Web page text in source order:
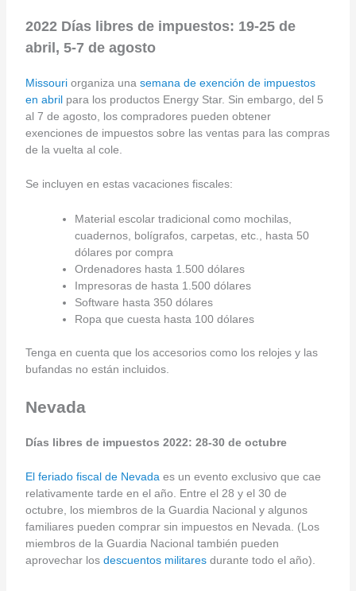
2022 Días libres de impuestos: 19-25 de
abril, 5-7 de agosto
Missouriorganiza una semana de exención de impuestos
en abrilpara los productos Energy Star. Sin embargo, del 5
al 7 de agosto, los compradores pueden obtener
exenciones de impuestos sobre las ventas para las compras
de la vuelta al cole.
Se incluyen en estas vacaciones fiscales:
Material escolar tradicional como mochilas,
cuadernos, bolígrafos, carpetas, etc., hasta 50
dólares por compra
Ordenadores hasta 1.500 dólares
Impresoras de hasta 1.500 dólares
Software hasta 350 dólares
Ropa que cuesta hasta 100 dólares
Tenga en cuenta que los accesorios como los relojes y las
bufandas no están incluidos.
Nevada
Días libres de impuestos 2022: 28-30 de octubre
El feriado fiscal de Nevadaes un evento exclusivo que cae
relativamente tarde en el año. Entre el 28 y el 30 de
octubre, los miembros de la Guardia Nacional y algunos
familiares pueden comprar sin impuestos en Nevada. (Los
miembros de la Guardia Nacional también pueden
aprovechar los descuentos militaresdurante todo el año).